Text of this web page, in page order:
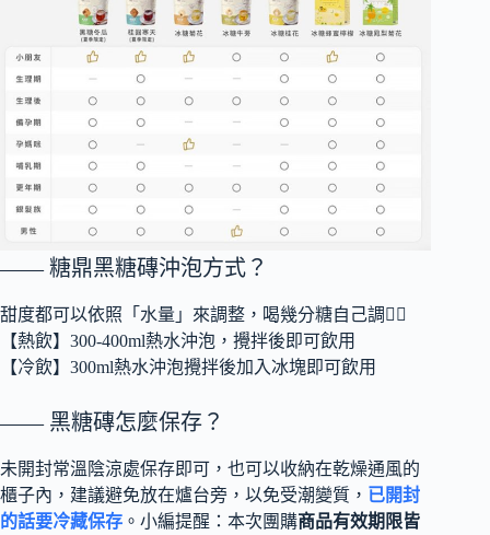
—— 糖鼎黑糖磚沖泡方式？
甜度都可以依照「水量」來調整，喝幾分糖自己調👍🏻
【熱飲】300-400ml熱水沖泡，攪拌後即可飲用
【冷飲】300ml熱水沖泡攪拌後加入冰塊即可飲用
—— 黑糖磚怎麼保存？
未開封常溫陰涼處保存即可，也可以收納在乾燥通風的
櫃子內，建議避免放在爐台旁，以免受潮變質， 已開封
的話要冷藏保存 。小編提醒：本次團購商品有效期限皆